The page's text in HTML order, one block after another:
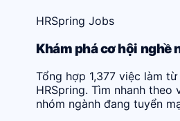
HRSpring Jobs
Khám phá cơ hội nghề
Tổng hợp 1,377 việc làm
HRSpring. Tìm nhanh theo
nhóm ngành đang tuyển